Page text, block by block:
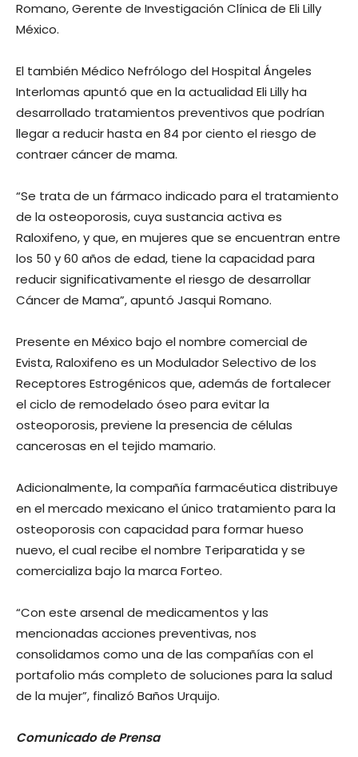
Romano, Gerente de Investigación Clínica de Eli Lilly
México.
El también Médico Nefrólogo del Hospital Ángeles
Interlomas apuntó que en la actualidad Eli Lilly ha
desarrollado tratamientos preventivos que podrían
llegar a reducir hasta en 84 por ciento el riesgo de
contraer cáncer de mama.
“Se trata de un fármaco indicado para el tratamiento
de la osteoporosis, cuya sustancia activa es
Raloxifeno, y que, en mujeres que se encuentran entre
los 50 y 60 años de edad, tiene la capacidad para
reducir significativamente el riesgo de desarrollar
Cáncer de Mama”, apuntó Jasqui Romano.
Presente en México bajo el nombre comercial de
Evista, Raloxifeno es un Modulador Selectivo de los
Receptores Estrogénicos que, además de fortalecer
el ciclo de remodelado óseo para evitar la
osteoporosis, previene la presencia de células
cancerosas en el tejido mamario.
Adicionalmente, la compañía farmacéutica distribuye
en el mercado mexicano el único tratamiento para la
osteoporosis con capacidad para formar hueso
nuevo, el cual recibe el nombre Teriparatida y se
comercializa bajo la marca Forteo.
“Con este arsenal de medicamentos y las
mencionadas acciones preventivas, nos
consolidamos como una de las compañías con el
portafolio más completo de soluciones para la salud
de la mujer”, finalizó Baños Urquijo.
Comunicado de Prensa